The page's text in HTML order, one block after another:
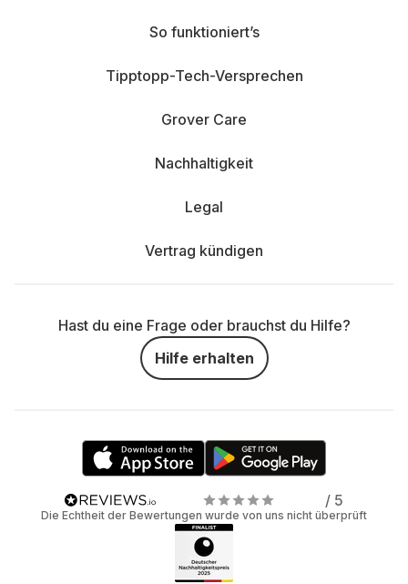
So funktioniert’s
Tipptopp-Tech-Versprechen
Grover Care
Nachhaltigkeit
Legal
Vertrag kündigen
Hast du eine Frage oder brauchst du Hilfe?
Hilfe erhalten
/ 5
Die Echtheit der Bewertungen wurde von uns nicht überprüft